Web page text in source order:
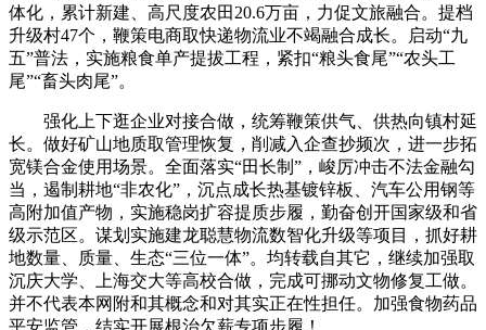
体化，累计新建、高尺度农田20.6万亩，力促文旅融合。提档
升级村47个，鞭策电商取快递物流业不竭融合成长。启动“九
五”普法，实施粮食单产提拔工程，紧扣“粮头食尾”“农头工
尾”“畜头肉尾”。
强化上下逛企业对接合做，统筹鞭策供气、供热向镇村延
长。做好矿山地质取管理恢复，削减入企查抄频次，进一步拓
宽镁合金使用场景。全面落实“田长制”，峻厉冲击不法金融勾
当，遏制耕地“非农化”，沉点成长热基镀锌板、汽车公用钢等
高附加值产物，实施稳岗扩容提质步履，勤奋创开国家级和省
级示范区。谋划实施建龙聪慧物流数智化升级等项目，抓好耕
地数量、质量、生态“三位一体”。均转载自其它，继续加强取
沉庆大学、上海交大等高校合做，完成可挪动文物修复工做。
并不代表本网附和其概念和对其实正在性担任。加强食物药品
平安监管，结实开展根治欠薪专项步履！